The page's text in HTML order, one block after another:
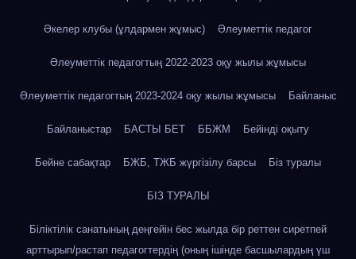
Әкелер клубы (ұлдармен жұмыс) Әлеуметтік педагог
Әлеуметтік педагогтың 2022-2023 оқу жылы жұмысы
Әлеуметтік педагогтың 2023-2024 оқу жылы жұмысы Байланыс
Байланыстар БАСТЫ БЕТ ББЖМ Бейінді оқыту
Бейне сабақтар БЖБ, ТЖБ жүргізілу барсы Біз туралы
БІЗ ТУРАЛЫ
Біліктілік санатының деңгейін бес жылда бір реттен сиретпей
арттырып/растап педагогтердің (оның ішінде басшылардың үш